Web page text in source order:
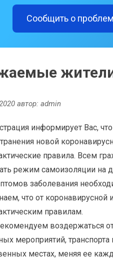
Сообщить о
автор: admin
информирует Вас,
новой
правила. Всем
режим самоизоляции на
заболевания
что от коронавирусной
правилам.
воздержаться
мероприятий,
местах, меняя ее